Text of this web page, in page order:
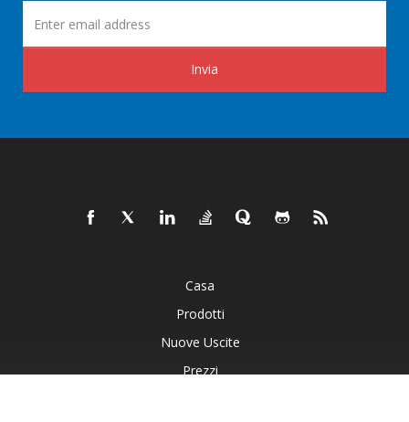
Invia
Casa
Prodotti
Nuove Uscite
Prezzi